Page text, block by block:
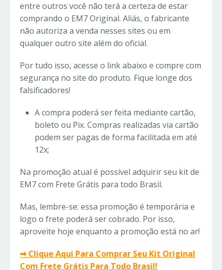
entre outros você não terá a certeza de estar
comprando o EM7 Original. Aliás, o fabricante
não autoriza a venda nesses sites ou em
qualquer outro site além do oficial.
Por tudo isso, acesse o link abaixo e compre com
segurança no site do produto. Fique longe dos
falsificadores!
A compra poderá ser feita mediante cartão,
boleto ou Pix. Compras realizadas via cartão
podem ser pagas de forma facilitada em até
12x;
Na promoção atual é possível adquirir seu kit de
EM7 com Frete Grátis para todo Brasil.
Mas, lembre-se: essa promoção é temporária e
logo o frete poderá ser cobrado. Por isso,
aproveite hoje enquanto a promoção está no ar!
➡ Clique Aqui Para Comprar Seu Kit Original
Com Frete Grátis Para Todo Brasil!